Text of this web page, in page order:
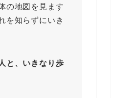
の地図を見ます
を知らずにいき
と、いきなり歩